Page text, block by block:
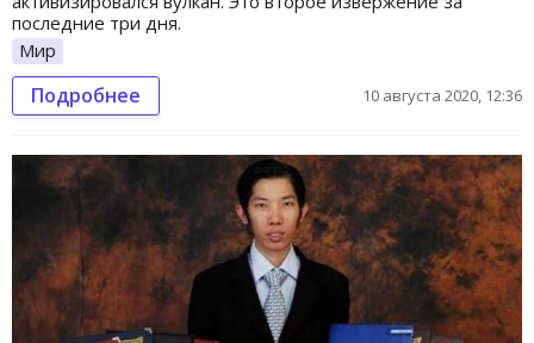
последние три дня.
Мир
Подробнее 10 августа 2020, 12:36